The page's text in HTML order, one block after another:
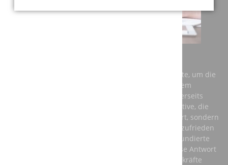
Einerseits benötigt Deutschland dringend Fachkräfte, um die
Anforderungen der Zukunft zu meistern und auf dem
globalen Markt konkurrenzfähig zu bleiben. Andererseits
brauchen junge Menschen eine berufliche Perspektive, die
ihnen nicht nur ein vernünftiges Einkommen sichert, sondern
auch ihre persönliche Entwicklung fördert und sie zufrieden
stellt. Die beste Antwort auf diese Fragen ist eine fundierte
Ausbildung in einem anerkannten Beruf – und diese Antwort
sollte aus den Unternehmen kommen, die auf Fachkräfte